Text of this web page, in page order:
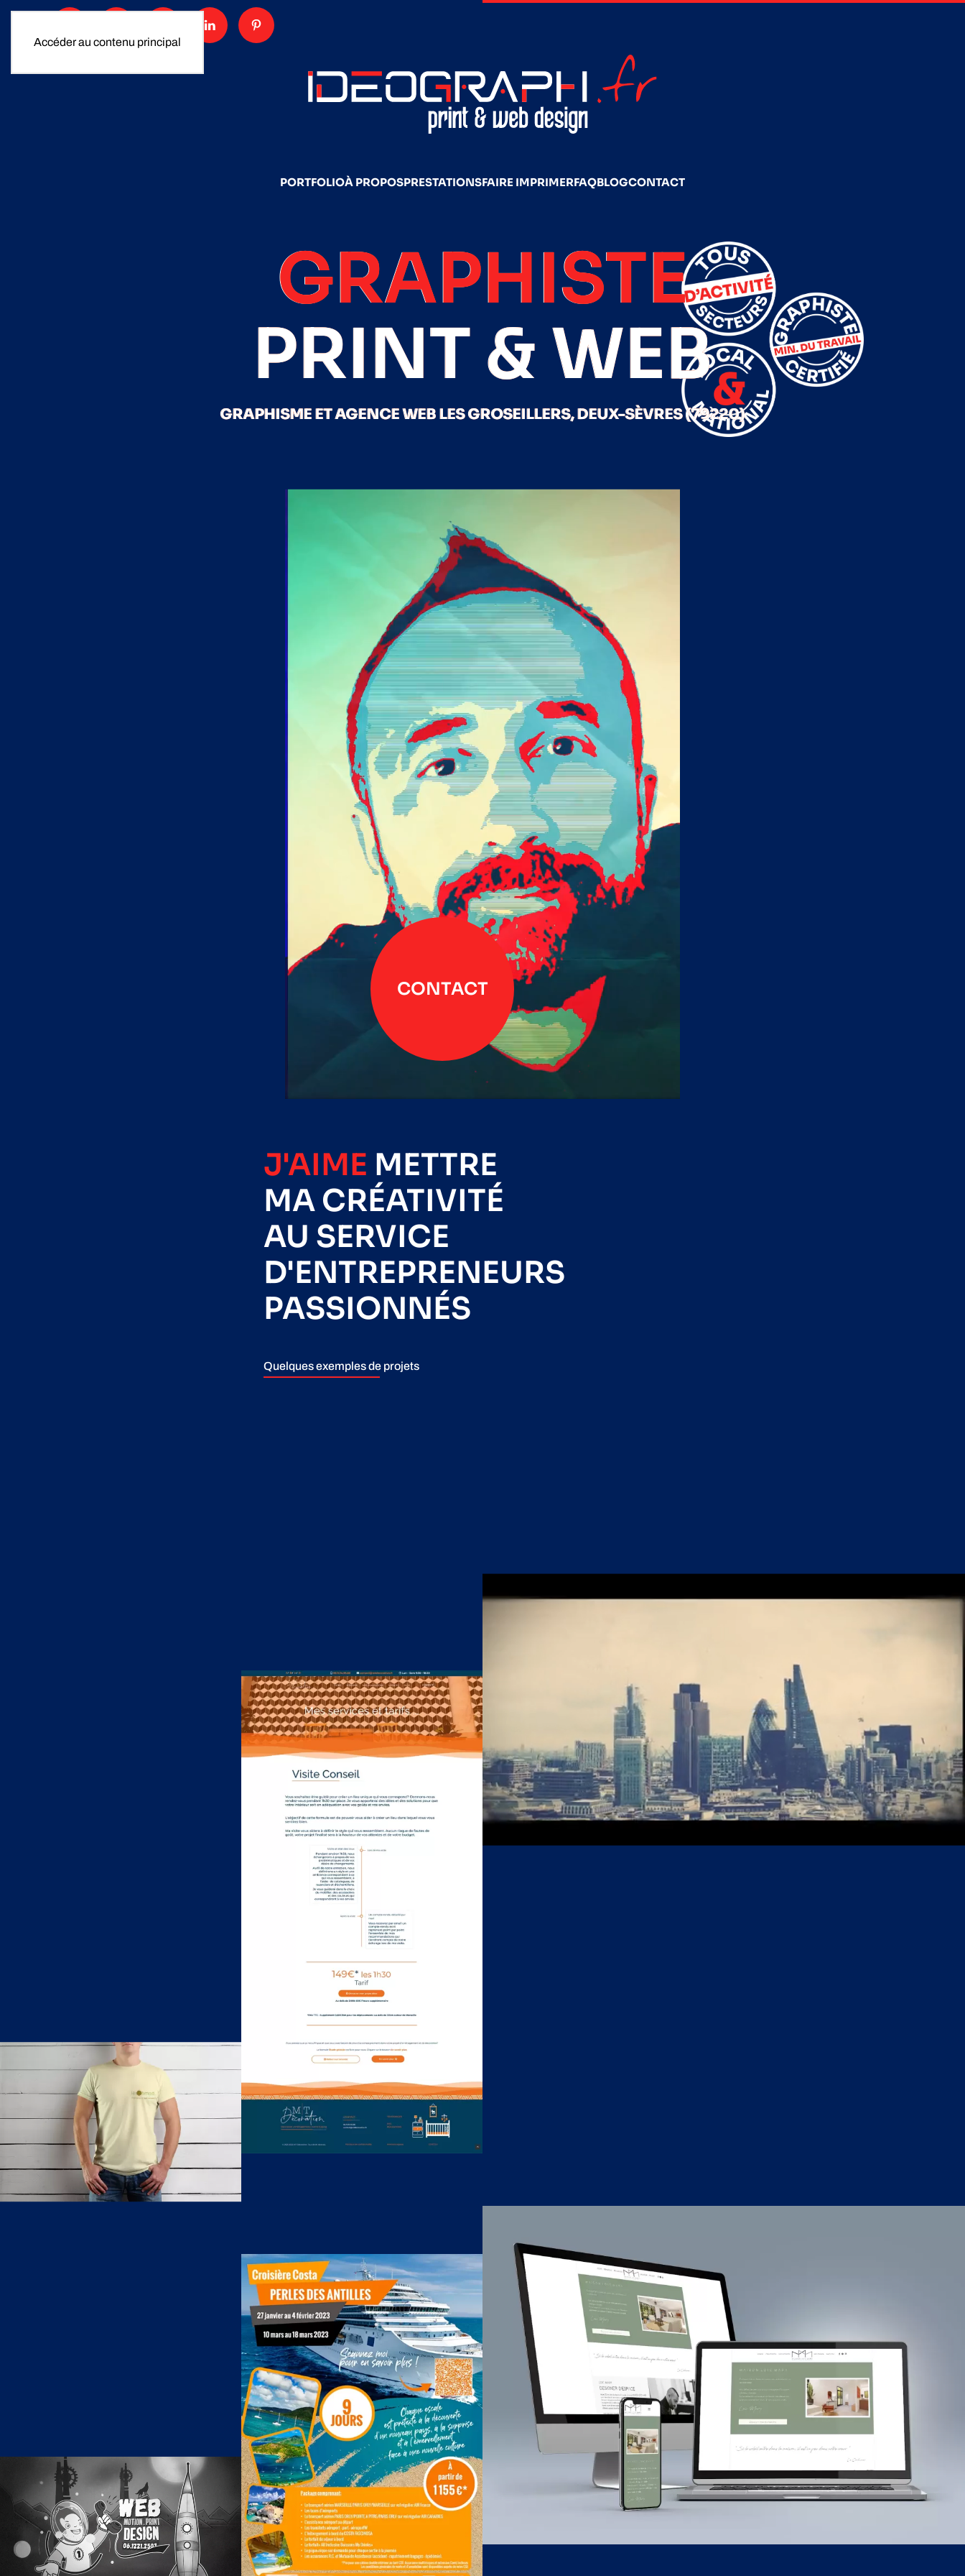
Accéder au contenu principal
PORTFOLIOÀ PROPOSPRESTATIONSFAIRE IMPRIMERFAQBLOGCONTACT
GRAPHISTE
PRINT & WEB
GRAPHISME ET AGENCE WEB LES GROSEILLERS, DEUX-SÈVRES (79220)
CONTACT
J'AIME METTRE
MA CRÉATIVITÉ
AU SERVICE
D'ENTREPRENEURS
PASSIONNÉS
Quelques exemples de projets